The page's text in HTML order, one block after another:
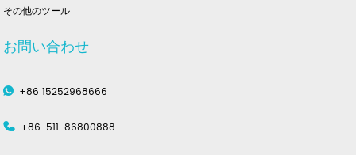
その他のツール
お問い合わせ
+86 15252968666
+86-511-86800888